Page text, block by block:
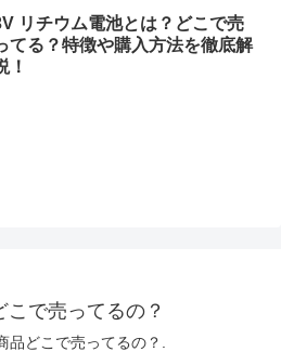
リチウム電池とは？どこで売
てる？特徴や購入方法を徹底解
！
こで売ってるの？
どこで売ってるの？.